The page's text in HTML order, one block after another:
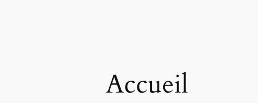
Accueil